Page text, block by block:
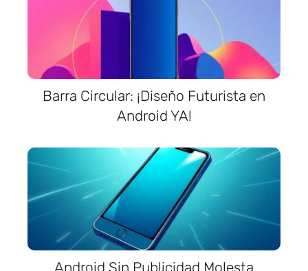
Barra Circular: ¡Diseño Futurista en
Android YA!
Android Sin Publicidad Molesta